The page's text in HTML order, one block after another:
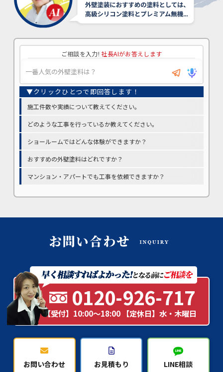
ご相談を入力! 社長AIがお答えします
施工件数や実績について教えてください。
どのような工事を行っているか教えてください。
ショールームではどんな体験ができますか？
おすすめの外壁塗料はどれですか？
マンション・アパートでも工事を依頼できますか？
0120-926-717
【受付】10:00～18:00 【定休日】水・木曜日
お問い合わせ お見積もり LINE相談